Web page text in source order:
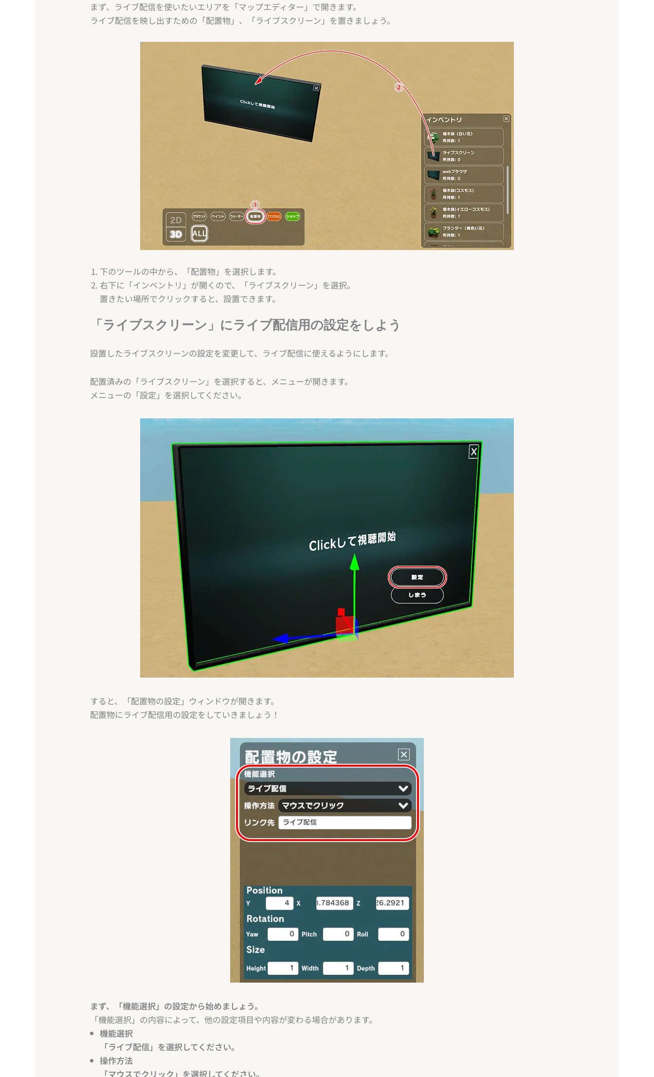
まず、ライブ配信を使いたいエリアを「マップエディター」で開きます。
ライブ配信を映し出すための「配置物」、「ライブスクリーン」を置きましょう。
下のツールの中から、「配置物」を選択します。
右下に「インベントリ」が開くので、「ライブスクリーン」を選択。
置きたい場所でクリックすると、設置できます。
「ライブスクリーン」にライブ配信用の設定をしよう
設置したライブスクリーンの設定を変更して、ライブ配信に使えるようにします。
配置済みの「ライブスクリーン」を選択すると、メニューが開きます。
メニューの「設定」を選択してください。
すると、「配置物の設定」ウィンドウが開きます。
配置物にライブ配信用の設定をしていきましょう！
まず、「機能選択」の設定から始めましょう。
「機能選択」の内容によって、他の設定項目や内容が変わる場合があります。
機能選択
「ライブ配信」を選択してください。
操作方法
「マウスでクリック」を選択してください。